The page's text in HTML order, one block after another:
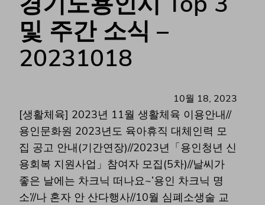
및 주간 소식 –
20231018
10월 18, 2023
[생활체육] 2023년 11월 생활체육 이용안내//
용인문화원 2023년도 육아휴직 대체인력 모
집 공고 안내(기간연장)//2023년「용인청년 신
용회복 지원사업」참여자 모집(5차)//날씨가
좋은 날에는 차크닉 떠나요~’용인 차크닉 명
소’//나 혼자 안 산다행사//10월 심폐소생술 교